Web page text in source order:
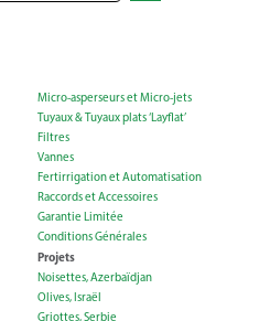
Micro-asperseurs et Micro-jets
Tuyaux & Tuyaux plats ‘Layflat’
Filtres
Vannes
Fertirrigation et Automatisation
Raccords et Accessoires
Garantie Limitée
Conditions Générales
Projets
Noisettes, Azerbaïdjan
Olives, Israël
Griottes, Serbie